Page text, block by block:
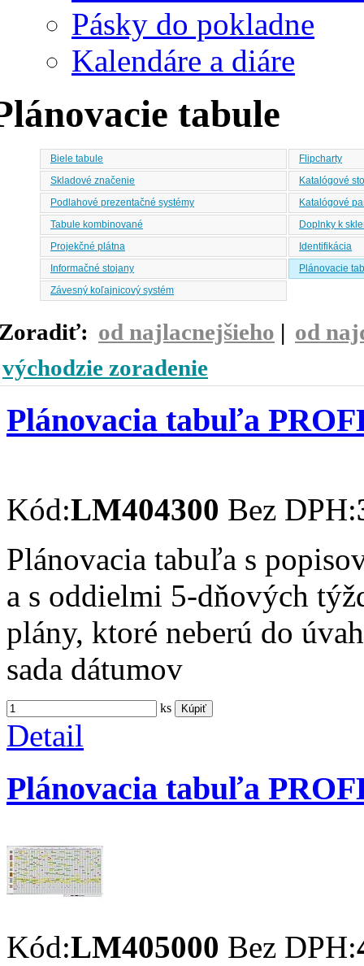
Pásky do pokladne
Kalendáre a diáre
tabule
Biele tabule
Flipcharty
Skladové značenie
Katalógové
Podlahové prezentačné systémy
Katalógové
Tabule kombinované
Doplnky k
Projekčné plátna
Identifikácia
Informačné stojany
Plánovacie
Závesný koľajnicový systém
od najlacnejšieho | od
východzie zoradenie
Plánovacia tabuľa
Kód:LM404300 Bez DPH:
Plánovacia tabuľa s
a s oddielmi 5-dňových
plány, ktoré neberú do
sada dátumov
ks Kúpiť
Detail
Plánovacia tabuľa
Kód:LM405000 Bez DPH: